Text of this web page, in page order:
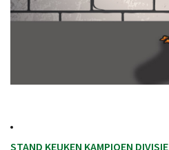
STAND KEUKEN KAMPIOEN DIVISIE